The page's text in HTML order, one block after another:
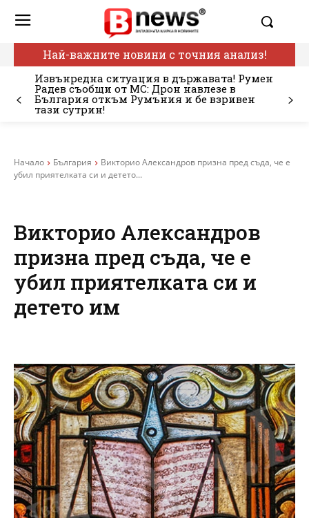
Най-важните новини с точния анализ!
Извънредна ситуация в държавата! Румен
Радев съобщи от МС: Дрон навлезе в
България откъм Румъния и бе взривен
тази сутрин!
Начало България
Викторио Александров призна пред съда, че е
убил приятелката си и детето...
Викторио Александров
призна пред съда, че е
убил приятелката си и
детето им